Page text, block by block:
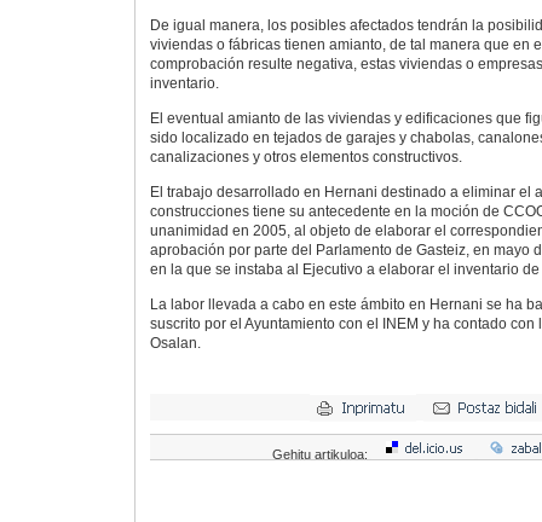
De igual manera, los posibles afectados tendrán la
viviendas o fábricas tienen amianto, de tal manera que en
comprobación resulte negativa, estas viviendas o
inventario.
El eventual amianto de las viviendas y edificaciones que
sido localizado en tejados de garajes y chabolas,
canalizaciones y otros elementos constructivos.
El trabajo desarrollado en Hernani destinado a eliminar el
construcciones tiene su antecedente en la moción de
unanimidad en 2005, al objeto de elaborar el
aprobación por parte del Parlamento de Gasteiz, en mayo
en la que se instaba al Ejecutivo a elaborar el inventario de
La labor llevada a cabo en este ámbito en Hernani se ha
suscrito por el Ayuntamiento con el INEM y ha contado
Osalan.
Gehitu artikuloa: